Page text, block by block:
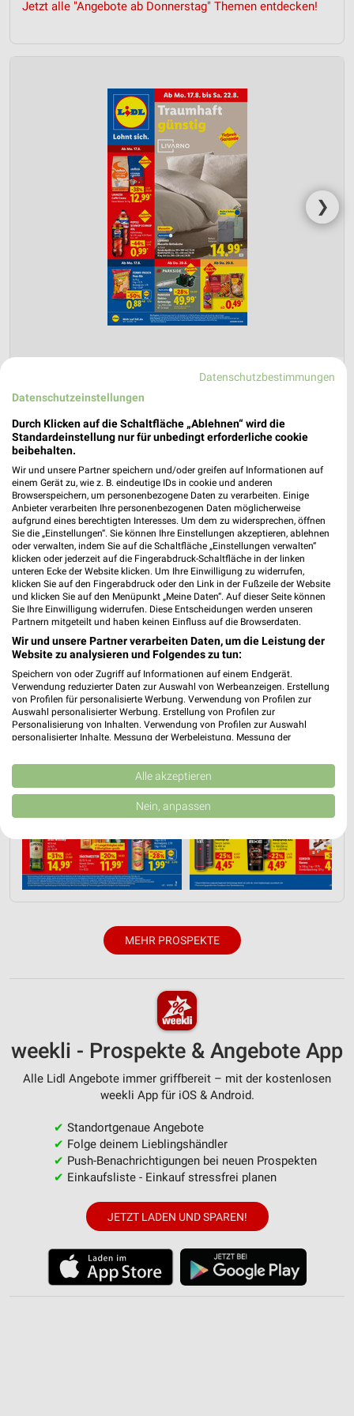
Jetzt alle "Angebote ab Donnerstag" Themen entdecken!
❯
Lidl Prospekt für Hamburg ab Mo. den
17.08.
Gültig von 17. Aug. bis 22. Aug.
📅 Kalendereintrag erstellen
PROSPEKT BLÄTTERN
CLEVER SPAREN KINDERMODE & SPIELZEUG WEIN HANDY &
MEHR PROSPEKTE
weekli - Prospekte & Angebote App
Alle Lidl Angebote immer griffbereit – mit der kostenlosen
weekli App für iOS & Android.
✔ Standortgenaue Angebote
✔ Folge deinem Lieblingshändler
✔ Push-Benachrichtigungen bei neuen Prospekten
✔ Einkaufsliste - Einkauf stressfrei planen
JETZT LADEN UND SPAREN!
Datenschutzbestimmungen
Datenschutzeinstellungen
Durch Klicken auf die Schaltfläche „Ablehnen“ wird die
Standardeinstellung nur für unbedingt erforderliche cookie
beibehalten.
Wir und unsere Partner speichern und/oder greifen auf Informationen auf
einem Gerät zu, wie z. B. eindeutige IDs in cookie und anderen
Browserspeichern, um personenbezogene Daten zu verarbeiten. Einige
Anbieter verarbeiten Ihre personenbezogenen Daten möglicherweise
aufgrund eines berechtigten Interesses. Um dem zu widersprechen, öffnen
Sie die „Einstellungen“. Sie können Ihre Einstellungen akzeptieren, ablehnen
oder verwalten, indem Sie auf die Schaltfläche „Einstellungen verwalten“
klicken oder jederzeit auf die Fingerabdruck-Schaltfläche in der linken
unteren Ecke der Website klicken. Um Ihre Einwilligung zu widerrufen,
klicken Sie auf den Fingerabdruck oder den Link in der Fußzeile der Website
und klicken Sie auf den Menüpunkt „Meine Daten“. Auf dieser Seite können
Sie Ihre Einwilligung widerrufen. Diese Entscheidungen werden unseren
Partnern mitgeteilt und haben keinen Einfluss auf die Browserdaten.
Wir und unsere Partner verarbeiten Daten, um die Leistung der
Website zu analysieren und Folgendes zu tun:
Speichern von oder Zugriff auf Informationen auf einem Endgerät.
Verwendung reduzierter Daten zur Auswahl von Werbeanzeigen. Erstellung
von Profilen für personalisierte Werbung. Verwendung von Profilen zur
Auswahl personalisierter Werbung. Erstellung von Profilen zur
Personalisierung von Inhalten. Verwendung von Profilen zur Auswahl
personalisierter Inhalte. Messung der Werbeleistung. Messung der
Kombinationen von Daten aus verschiedenen Quellen. Entwicklung und
Verbesserung der Angebote. Verwendung reduzierter Daten zur Auswahl
von Inhalten.
Daten können außerhalb der Europäischen Union weitergegeben und in die
Website/App.
Partnerliste anzeigen (1 IAB-Anbieter)
Wir nutzen Ihre Daten für folgende Zwecke:
Speichern von oder Zugriff auf Informationen
auf einem Endgerät
Erstellung von Profilen für personalisierte
Verwendung von Profilen zur Auswahl
personalisierter Werbung
von Inhalten
Verwendung von Profilen zur Auswahl
personalisierter Inhalte
Messung der Werbeleistung
Messung der Performance von Inhalten
Analyse von Zielgruppen durch Statistiken oder
Kombinationen von Daten aus verschiedenen
Alle akzeptieren
Nein, anpassen